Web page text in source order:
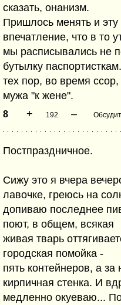
сказать, онанизм.
Пришлось менять и
впечатление, что в то
мы расписывались не
бутылку
тех пор, во время
мужа "к жене".
8 + 192 –
Постпраздничное.
Сижу это я вчера
лавочке, греюсь на
допиваю последнее
поют, в общем, всякая
живая тварь
городская помойка -
пять контейнеров, а за
кирпичная стенка. И
медленно окуеваю...